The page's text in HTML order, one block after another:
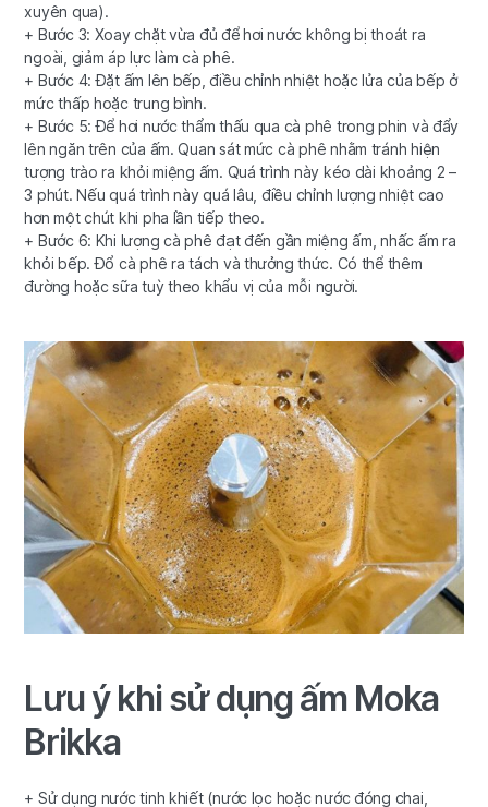
xuyên qua).
+ Bước 3: Xoay chặt vừa đủ để hơi nước không bị thoát ra
ngoài, giảm áp lực làm cà phê.
+ Bước 4: Đặt ấm lên bếp, điều chỉnh nhiệt hoặc lửa của bếp ở
mức thấp hoặc trung bình.
+ Bước 5: Để hơi nước thẩm thấu qua cà phê trong phin và đẩy
lên ngăn trên của ấm. Quan sát mức cà phê nhằm tránh hiện
tượng trào ra khỏi miệng ấm. Quá trình này kéo dài khoảng 2 –
3 phút. Nếu quá trình này quá lâu, điều chỉnh lượng nhiệt cao
hơn một chút khi pha lần tiếp theo.
+ Bước 6: Khi lượng cà phê đạt đến gần miệng ấm, nhấc ấm ra
khỏi bếp. Đổ cà phê ra tách và thưởng thức. Có thể thêm
đường hoặc sữa tuỳ theo khẩu vị của mỗi người.
Lưu ý khi sử dụng ấm Moka
Brikka
+ Sử dụng nước tinh khiết (nước lọc hoặc nước đóng chai,